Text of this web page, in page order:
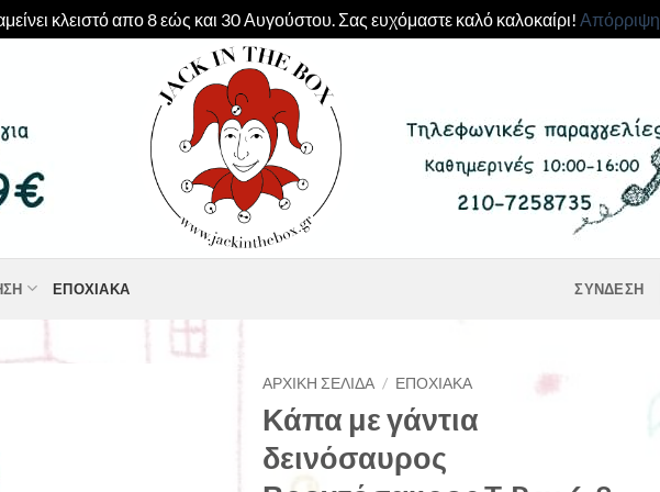
κλειστό απο 8 εώς και 30 Αυγούστου. Σας ευχόμαστε καλό καλοκαίρι! Απόρριψη
ΕΠΟΧΙΑΚΆ ΣΎΝΔΕΣΗ
ΑΡΧΙΚΉ ΣΕΛΊΔΑ / ΕΠΟΧΙΑΚΆ
Κάπα με γάντια
δεινόσαυρος